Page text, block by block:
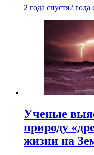
2 года спустя2 года
Ученые
природу
жизни на